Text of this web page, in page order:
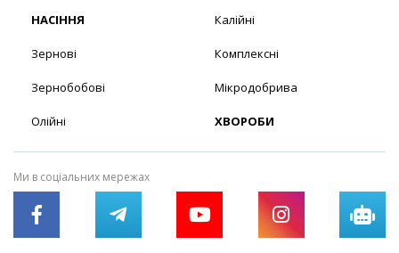
НАСІННЯ
Зернові
Зернобобові
Олійні
Калійні
Комплексні
Мікродобрива
ХВОРОБИ
Ми в соціальних мережах